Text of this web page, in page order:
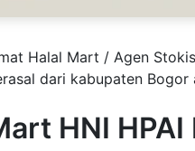
Halal Mart / Agen
dari kabupaten Bogor
HNI